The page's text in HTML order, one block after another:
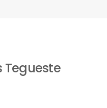
Tegueste